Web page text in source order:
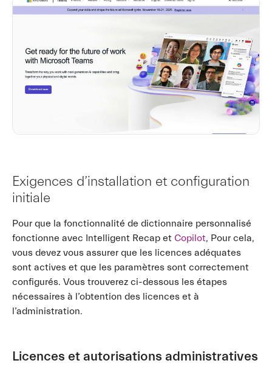
Exigences d’installation et configuration
initiale
Pour que la fonctionnalité de dictionnaire personnalisé
fonctionne avec Intelligent Recap et Copilot, Pour cela,
vous devez vous assurer que les licences adéquates
sont actives et que les paramètres sont correctement
configurés. Vous trouverez ci-dessous les étapes
nécessaires à l’obtention des licences et à
l’administration.
Licences et autorisations administratives